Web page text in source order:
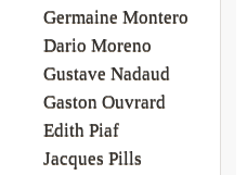
Germaine Montero
Dario Moreno
Gustave Nadaud
Gaston Ouvrard
Edith Piaf
Jacques Pills